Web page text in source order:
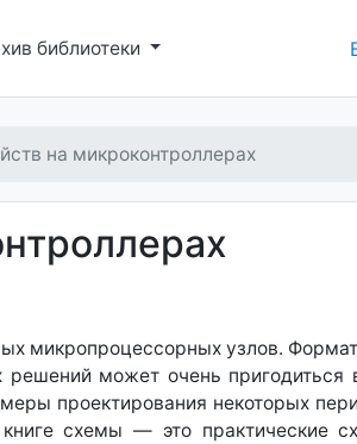
библиотеки
на микроконтроллерах
микропроцессорных узлов.
может очень пригодиться
проектирования некоторых
схемы — это практические